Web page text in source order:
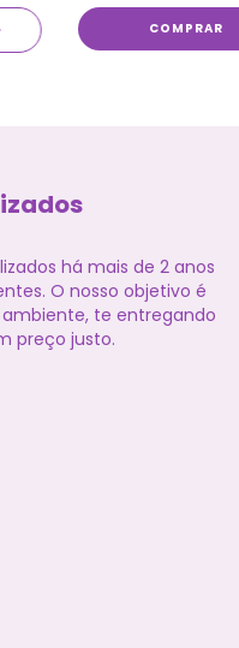
COMPRAR
há mais de 2 anos
O nosso objetivo é
te entregando
preço justo.